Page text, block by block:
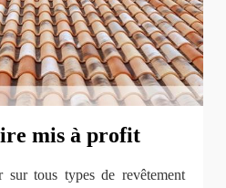
mis à profit
sur tous types de revêtement